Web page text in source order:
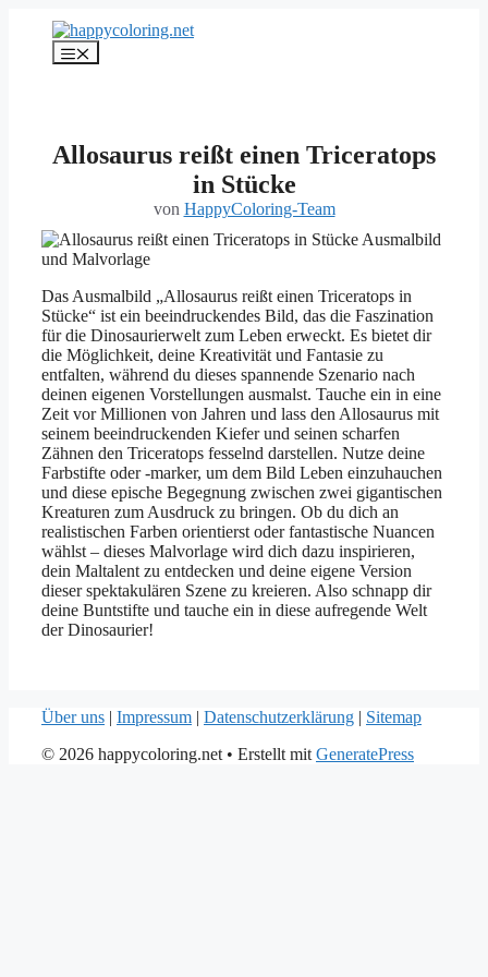
springen
Menü
Allosaurus reißt einen Triceratops
in Stücke
von HappyColoring-Team
Das Ausmalbild „Allosaurus reißt einen Triceratops in
Stücke“ ist ein beeindruckendes Bild, das die Faszination
für die Dinosaurierwelt zum Leben erweckt. Es bietet dir
die Möglichkeit, deine Kreativität und Fantasie zu
entfalten, während du dieses spannende Szenario nach
deinen eigenen Vorstellungen ausmalst. Tauche ein in eine
Zeit vor Millionen von Jahren und lass den Allosaurus mit
seinem beeindruckenden Kiefer und seinen scharfen
Zähnen den Triceratops fesselnd darstellen. Nutze deine
Farbstifte oder -marker, um dem Bild Leben einzuhauchen
und diese epische Begegnung zwischen zwei gigantischen
Kreaturen zum Ausdruck zu bringen. Ob du dich an
realistischen Farben orientierst oder fantastische Nuancen
wählst – dieses Malvorlage wird dich dazu inspirieren,
dein Maltalent zu entdecken und deine eigene Version
dieser spektakulären Szene zu kreieren. Also schnapp dir
deine Buntstifte und tauche ein in diese aufregende Welt
der Dinosaurier!
Über uns | Impressum | Datenschutzerklärung | Sitemap
© 2026 happycoloring.net • Erstellt mit GeneratePress